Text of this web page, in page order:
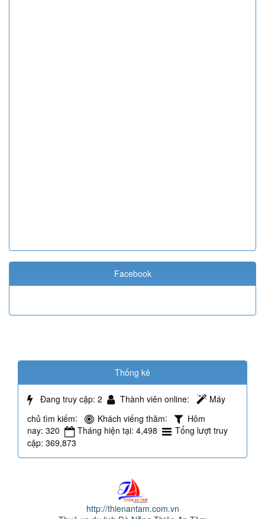
Facebook
Thống kê
Đang truy cập: 2 Thành viên online:
Máy
chủ tìm kiếm: Khách viếng thăm:
Hôm
nay: 320 Tháng hiện tại: 4,498
Tổng lượt truy
cập: 369,873
http://thienantam.com.vn